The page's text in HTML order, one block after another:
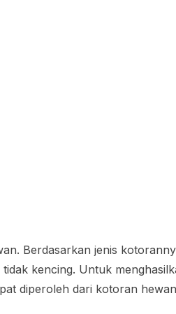
Berdasarkan jenis
kencing. Untuk
diperoleh dari kotoran hewan